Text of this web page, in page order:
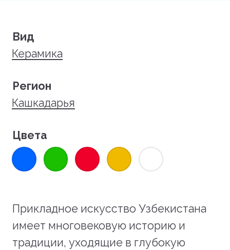
Вид
Керамика
Регион
Кашкадарья
Цвета
Прикладное искусство Узбекистана
имеет многовековую историю и
традиции, уходящие в глубокую